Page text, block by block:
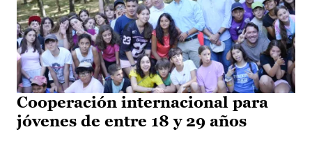
Cooperación internacional para
jóvenes de entre 18 y 29 años